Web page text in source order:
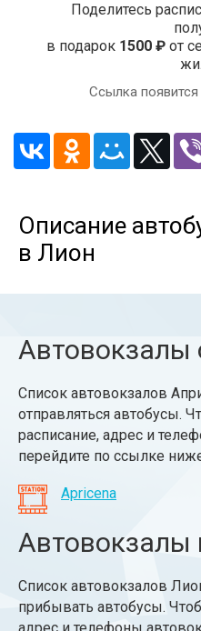
Поделитесь
в подарок 1500 ₽от
Ссылка
Описание
в Лион
Автовокзалы
Список автовокзалов
отправляться автобусы.
расписание, адрес и
перейдите по ссылке
Apricena
Автовокзалы
Список автовокзалов
прибывать автобусы.